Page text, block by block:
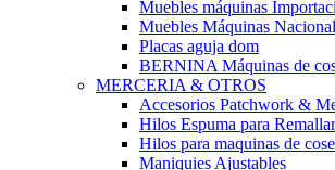
Muebles máquinas
Muebles Máquinas Nacional
Placas aguja dom
BERNINA Máquinas de
MERCERIA & OTROS
Accesorios Patchwork &
Hilos Espuma para Remallar
Hilos para maquinas de
Maniquies Ajustables